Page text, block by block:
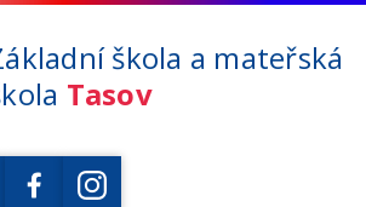
škola a mateřská
Tasov